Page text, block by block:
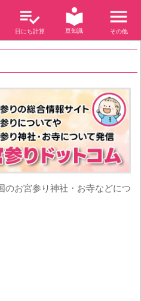
日にち計算 豆知識 その他
のお宮参り神社・お寺などにつ